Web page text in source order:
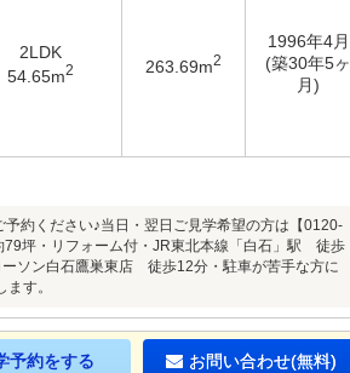
2LDK
54.65m2 263.69m2
1996年4月
(築30年5ヶ
月)
約ください♪当日・翌日ご見学希望の方は【0120-
79坪・リフォーム付・JR東北本線「白石」駅 徒歩
ソン白石鷹巣東店 徒歩12分・駐車が苦手な方に
す。
予約をする お問い合わせ(無料)